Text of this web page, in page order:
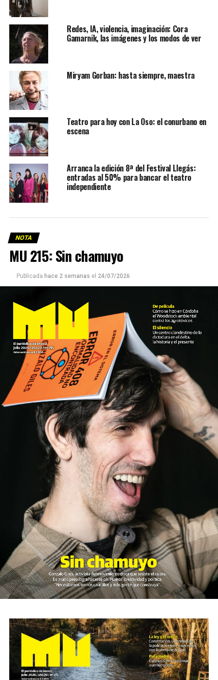
Redes, IA, violencia, imaginación: Cora
Gamarnik, las imágenes y los modos de ver
Miryam Gorban: hasta siempre, maestra
Teatro para hoy con La Oso: el conurbano en
escena
Arranca la edición 8ª del Festival Llegás:
entradas al 50% para bancar el teatro
independiente
NOTA
MU 215: Sin chamuyo
Publicada hace 2 semanas el 24/07/2026